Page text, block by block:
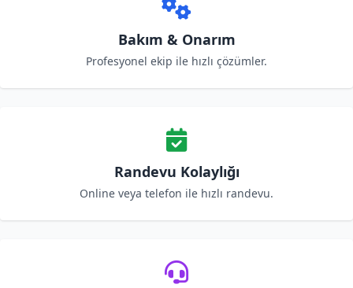
Bakım & Onarım
Profesyonel ekip ile hızlı çözümler.
Randevu Kolaylığı
Online veya telefon ile hızlı randevu.